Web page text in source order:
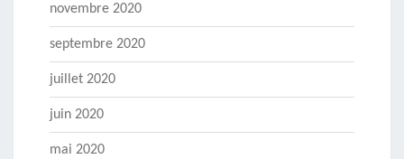
novembre 2020
septembre 2020
juillet 2020
juin 2020
mai 2020